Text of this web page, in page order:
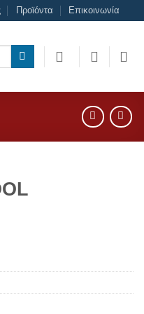
Προϊόντα Επικοινωνία